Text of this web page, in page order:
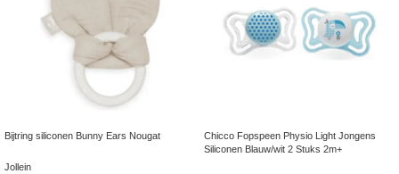
Bijtring siliconen Bunny Ears Nougat
Jollein
Chicco Fopspeen Physio Light Jongens
Siliconen Blauw/wit 2 Stuks 2m+